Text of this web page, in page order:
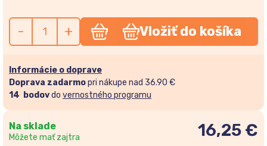
- + Vložiť do košíka
Informácie o doprave
Doprava zadarmopri nákupe nad 36.90 €
14 bodovdo vernostného programu
Na sklade
Môžete mať zajtra 16,25 €